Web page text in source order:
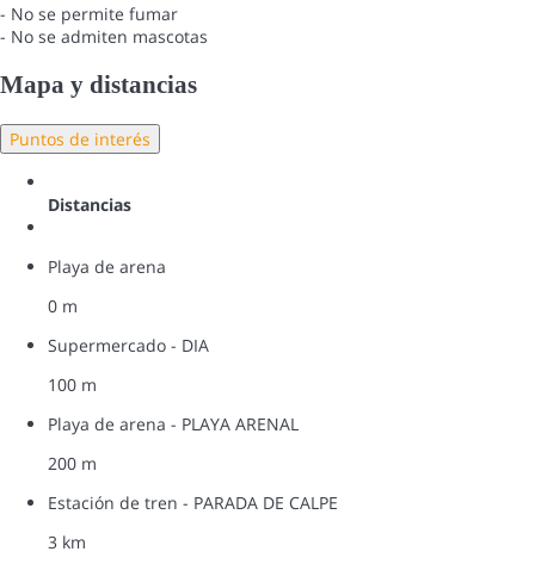
- No se permite fumar
- No se admiten mascotas
Mapa y distancias
Puntos de interés
Distancias
Playa de arena
0 m
Supermercado - DIA
100 m
Playa de arena - PLAYA ARENAL
200 m
Estación de tren - PARADA DE CALPE
3 km